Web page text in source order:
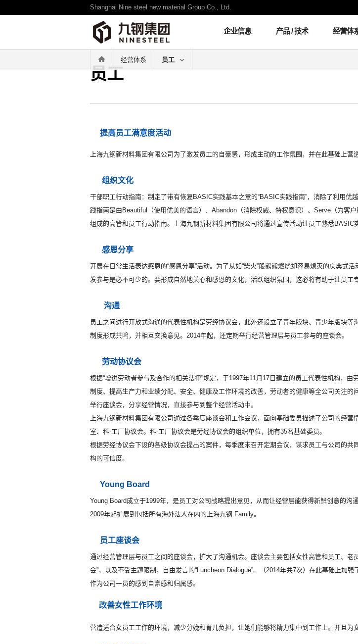
Shanghai Nine steel new material Group Co., Ltd.
企业信息 产品 / 技术 经营体
经营体系 员工
员工
提高员工满意度活动
上海九钢新材料集团有限公司为了激发员工的自豪感，形成主动的工作氛围，并在此基础上营
组织文化
干部职工行动指南：制定了带有恢复BASIC实践基本之意的“BASIC实践指南”，消除了利用
践指南是由Beautiful（使用优美的语言）、Abandon（消除权威、特权意识）、Serve（为客
组成的高管和员工行动指南。
上海九钢新材料集团有限公司将通过宣传活动让员工熟悉BASIC
感恩分享
开展在日常生活表达感恩的“感恩分享”活动。为了从如“柴火”般熊熊燃烧却容易熄灭的庆典式
发参与是必不可少的。要形成自然地关心和感恩的文化，活跃组织氛围，这必将有助于让员工
沟通
员工之间进行开放式沟通的代表性机构是劳经协议会，此外还设立了青年版块、青少年版块等
制度形成共鸣，并相互交换意见。2014年起，还定期举行经营管理层与员工参与的座谈会。
劳动协议会
根据“增进劳动者参与及合作的相关法律”规定，于1997年11月17日建立的员工代表性机构，
制度、提高生产力和业绩分配、安全、健康及工作环境的改善，劳动者的健康等全公司关注
举行座谈会，分享经营情况，直接参与到整个经营活动中。
上海九钢新材料集团有限公司通过各季度座谈会和工作会议，面向基础委员描述了公司的经
室、科-工厂协议会。科-工厂协议会是劳经协议会的组织单位，拥有35名基础委员。
根据劳经协议会下设的各级协议会提出的案件，每季度末召开定期会议，谋求员工与公司的
构的可信度。
Young Board
Young Board成立于1999年，是员工对公司战略提出意见，从而让经营层能获得新鲜创意的
2009年起扩展到包括所有海外法人在内的上海九钢 Family。
员工座谈会
通过经营管理层与员工之间的座谈会，扩大了沟通机会。座谈会主要包括女性高管和员工、
会”，以及不受主题限制，自由发言的“Luncheon Dialogue”。（2014年共7次）在此基础上加
作为公司一员的感到自豪感和归属感。
改善女性工作环境
营造适合女员工工作的环境，减少分娩和育儿负担，让她们能够将精力集中到工作上。并且为